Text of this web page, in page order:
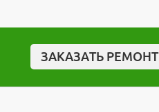
ЗАКАЗАТЬ РЕМОНТ